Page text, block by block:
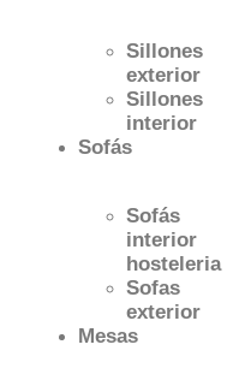
Sillones
exterior
Sillones
interior
Sofás
Sofás
interior
hosteleria
Sofas
exterior
Mesas